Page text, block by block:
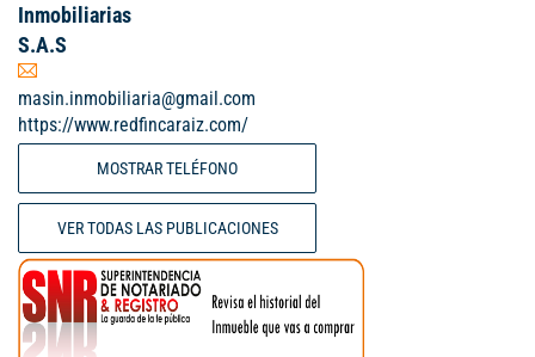
Inmobiliarias
S.A.S
masin.inmobiliaria@gmail.com
https://www.redfincaraiz.com/
MOSTRAR TELÉFONO
VER TODAS LAS PUBLICACIONES